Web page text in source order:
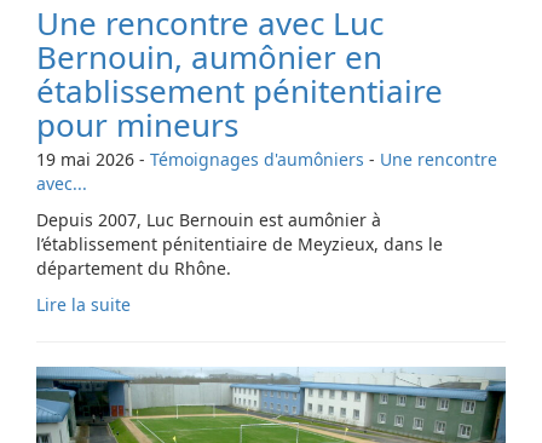
Une rencontre avec Luc
Bernouin, aumônier en
établissement pénitentiaire
pour mineurs
19 mai 2026 - Témoignages d'aumôniers - Une rencontre
avec...
Depuis 2007, Luc Bernouin est aumônier à
l’établissement pénitentiaire de Meyzieux, dans le
département du Rhône.
Lire la suite